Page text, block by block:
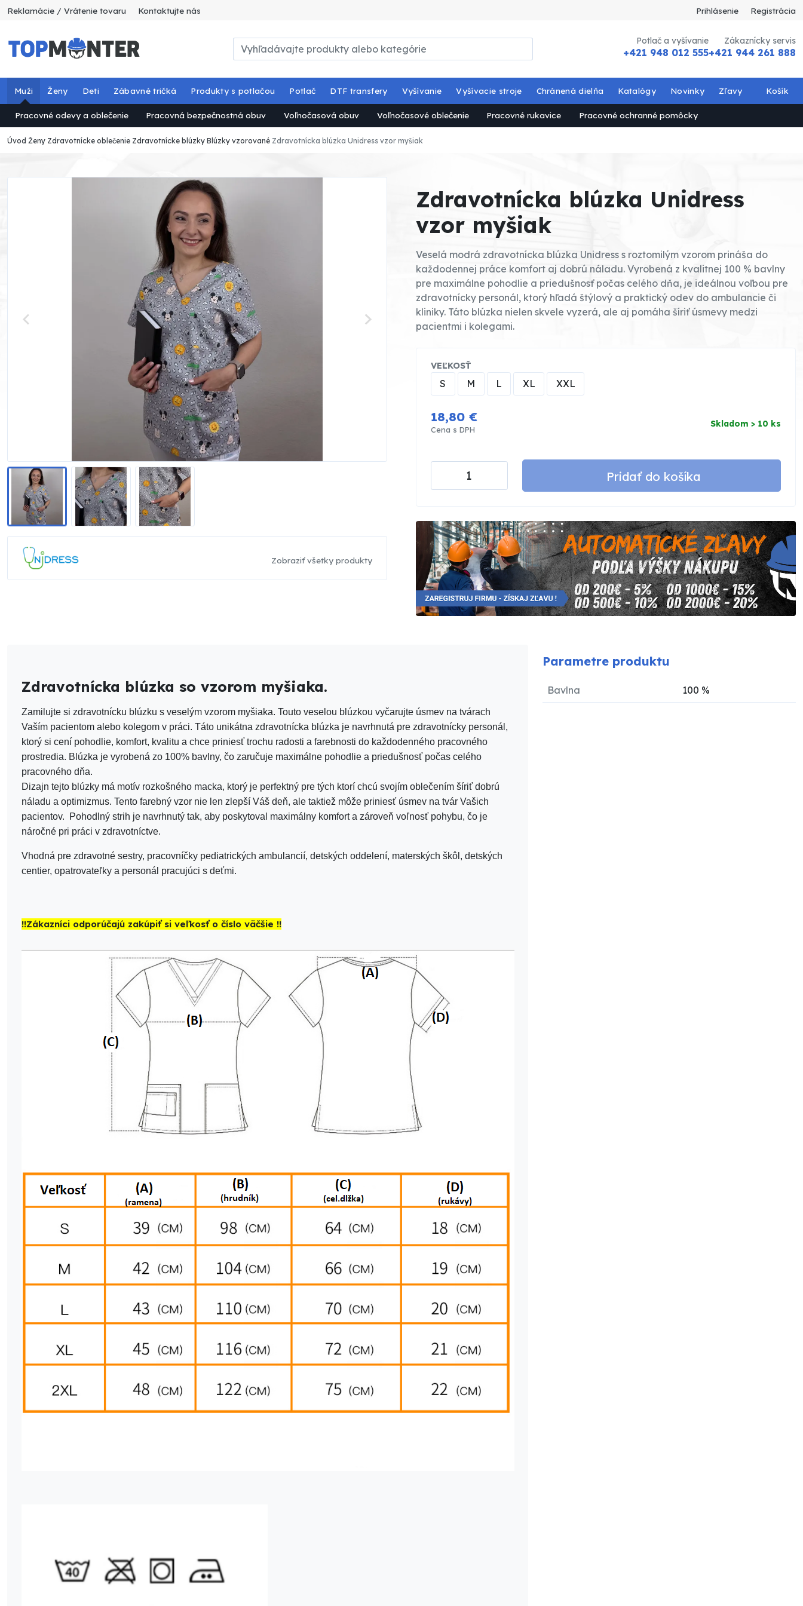
Reklamácie / Vrátenie tovaru Kontaktujte nás Prihlásenie Registrácia
Potlač a vyšívanie
+421 948 012 555
Zákaznícky servis
+421 944 261 888
Muži
Pracovné odevy a oblečenie Pracovná bezpečnostná obuv Voľnočasová obuv Voľnočasové oblečenie Pracovné rukavice Pracovné ochranné pomôcky
Ženy Deti Zábavné tričká Produkty s potlačou Potlač DTF transfery Vyšívanie Vyšívacie stroje Chránená dielňa Katalógy Novinky Zľavy Košík
Úvod Ženy Zdravotnícke oblečenie Zdravotnícke blúzky Blúzky vzorované Zdravotnícka blúzka Unidress vzor myšiak
Zobraziť všetky produkty
Zdravotnícka blúzka Unidress
vzor myšiak
Veselá modrá zdravotnícka blúzka Unidress s roztomilým vzorom prináša do
každodennej práce komfort aj dobrú náladu. Vyrobená z kvalitnej 100 % bavlny
pre maximálne pohodlie a priedušnosť počas celého dňa, je ideálnou voľbou pre
zdravotnícky personál, ktorý hľadá štýlový a praktický odev do ambulancie či
kliniky. Táto blúzka nielen skvele vyzerá, ale aj pomáha šíriť úsmevy medzi
pacientmi i kolegami.
VEĽKOSŤ
S M L XL XXL
18,80 €
Cena s DPH
Skladom > 10 ks
Pridať do košíka
Zdravotnícka blúzka so vzorom myšiaka.
Zamilujte si zdravotnícku blúzku s veselým vzorom myšiaka. Touto veselou blúzkou vyčarujte úsmev na tvárach
Vaším pacientom alebo kolegom v práci. Táto unikátna zdravotnícka blúzka je navrhnutá pre zdravotnícky personál,
ktorý si cení pohodlie, komfort, kvalitu a chce priniesť trochu radosti a farebnosti do každodenného pracovného
prostredia. Blúzka je vyrobená zo 100% bavlny, čo zaručuje maximálne pohodlie a priedušnosť počas celého
pracovného dňa.
Dizajn tejto blúzky má motív rozkošného macka, ktorý je perfektný pre tých ktorí chcú svojím oblečením šíriť dobrú
náladu a optimizmus. Tento farebný vzor nie len zlepší Váš deň, ale taktiež môže priniesť úsmev na tvár Vašich
pacientov. Pohodlný strih je navrhnutý tak, aby poskytoval maximálny komfort a zároveň voľnosť pohybu, čo je
náročné pri práci v zdravotníctve.
Vhodná pre zdravotné sestry, pracovníčky pediatrických ambulancií, detských oddelení, materských škôl, detských
centier, opatrovateľky a personál pracujúci s deťmi.
!!Zákazníci odporúčajú zakúpiť si veľkosť o číslo väčšie !!
Parametre produktu
Bavlna 100 %